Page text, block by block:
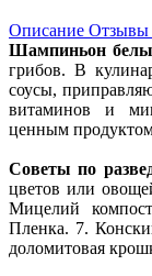
Описание Отзывы
Шампиньон
грибов. В
соусы,
витаминов и
ценным
Советы по
цветов или
Мицелий
Пленка. 7.
доломитовая